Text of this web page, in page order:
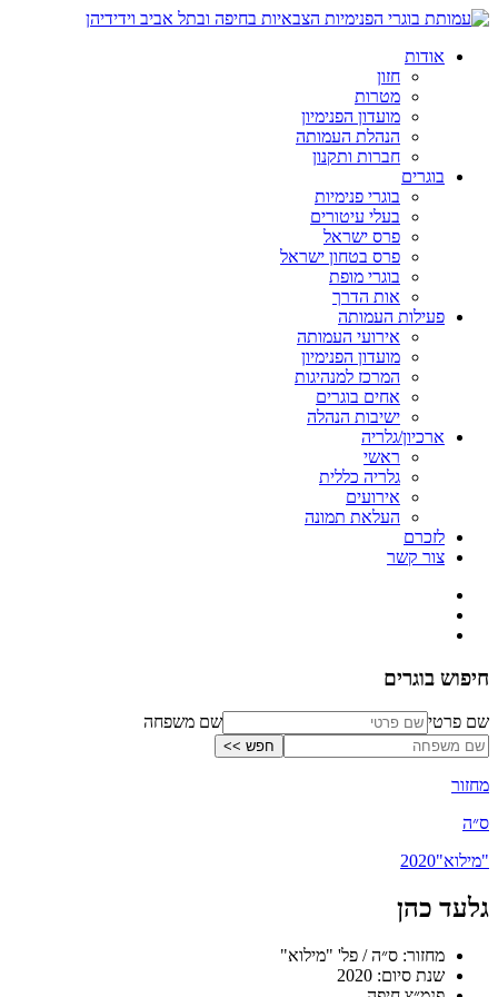
אודות
חזון
מטרות
מועדון הפנימיון
הנהלת העמותה
חברות ותקנון
בוגרים
בוגרי פנימיות
בעלי עיטורים
פרס ישראל
פרס בטחון ישראל
בוגרי מופת
אות הדרך
פעילות העמותה
אירועי העמותה
מועדון הפנימיון
המרכז למנהיגות
אחים בוגרים
ישיבות הנהלה
ארכיון/גלריה
ראשי
גלריה כללית
אירועים
העלאת תמונה
לזכרם
צור קשר
חיפוש בוגרים
שם פרטי שם משפחה
מחזור
ס״ה
"מילוא"2020
גלעד כהן
מחזור: ס״ה / פל' "מילוא"
שנת סיום: 2020